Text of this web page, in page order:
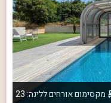
מקסימום אורחים ללינה: 23